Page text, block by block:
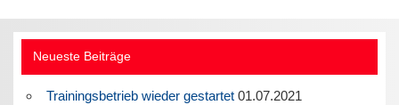
Neueste Beiträge
Trainingsbetrieb wieder gestartet 01.07.2021